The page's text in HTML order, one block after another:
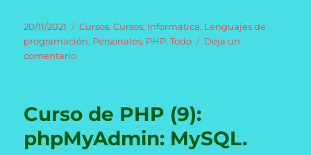
Publicado
el
20/11/2021 Categorías
Cursos,Cursos, Informática, Lenguajes de
programación, Personales, PHP,Todo
Deja un
comentarioen
(10):
y
Curso de PHP (9):
phpMyAdmin: MySQL.